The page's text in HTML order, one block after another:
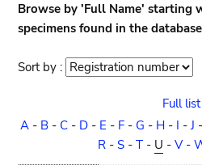
Browse by 'Full Name' starting
specimens found in the database
Sort by : Sort
Full list
A- B- C- D- E - F- G - H- I -J -
R - S - T - U - V-